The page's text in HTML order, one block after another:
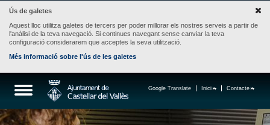
Ús de galetes
Aquest lloc utilitza galetes de tercers per poder millorar els nostres serveis a partir de
l'anàlisi de la teva navegació. Si continues navegant sense canviar la teva
configuració considerarem que acceptes la seva utilització.
Més informació sobre l'ús de les galetes
Contacte
Inici
Google Translate